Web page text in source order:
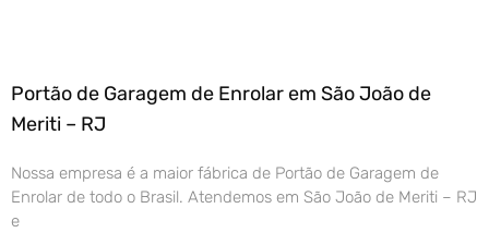
Portão de Garagem de Enrolar em São João de
Meriti – RJ
Nossa empresa é a maior fábrica de Portão de Garagem de
Enrolar de todo o Brasil. Atendemos em São João de Meriti – RJ
e